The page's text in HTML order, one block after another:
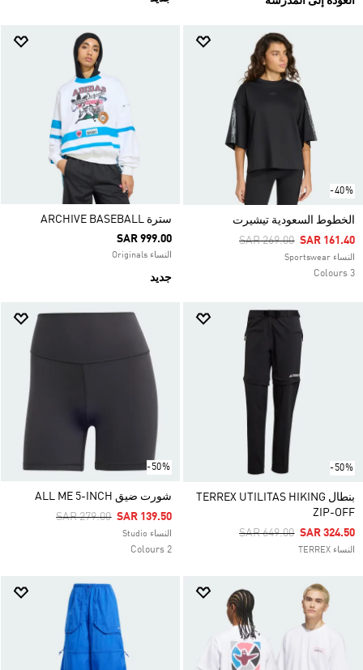
-40%
الخطوط السعودية تيشيرت
Price Reduced From
SAR 269.00ToSAR 161.40
النساء Sportswear
3 Colours
سترة ARCHIVE BASEBALL
SAR 999.00
النساء Originals
جديد
-50%
بنطال TERREX UTILITAS HIKING
ZIP-OFF
Price Reduced From
SAR 649.00ToSAR 324.50
النساء TERREX
-50%
شورت ضيق ALL ME 5-INCH
Price Reduced From
SAR 279.00ToSAR 139.50
النساء Studio
2 Colours